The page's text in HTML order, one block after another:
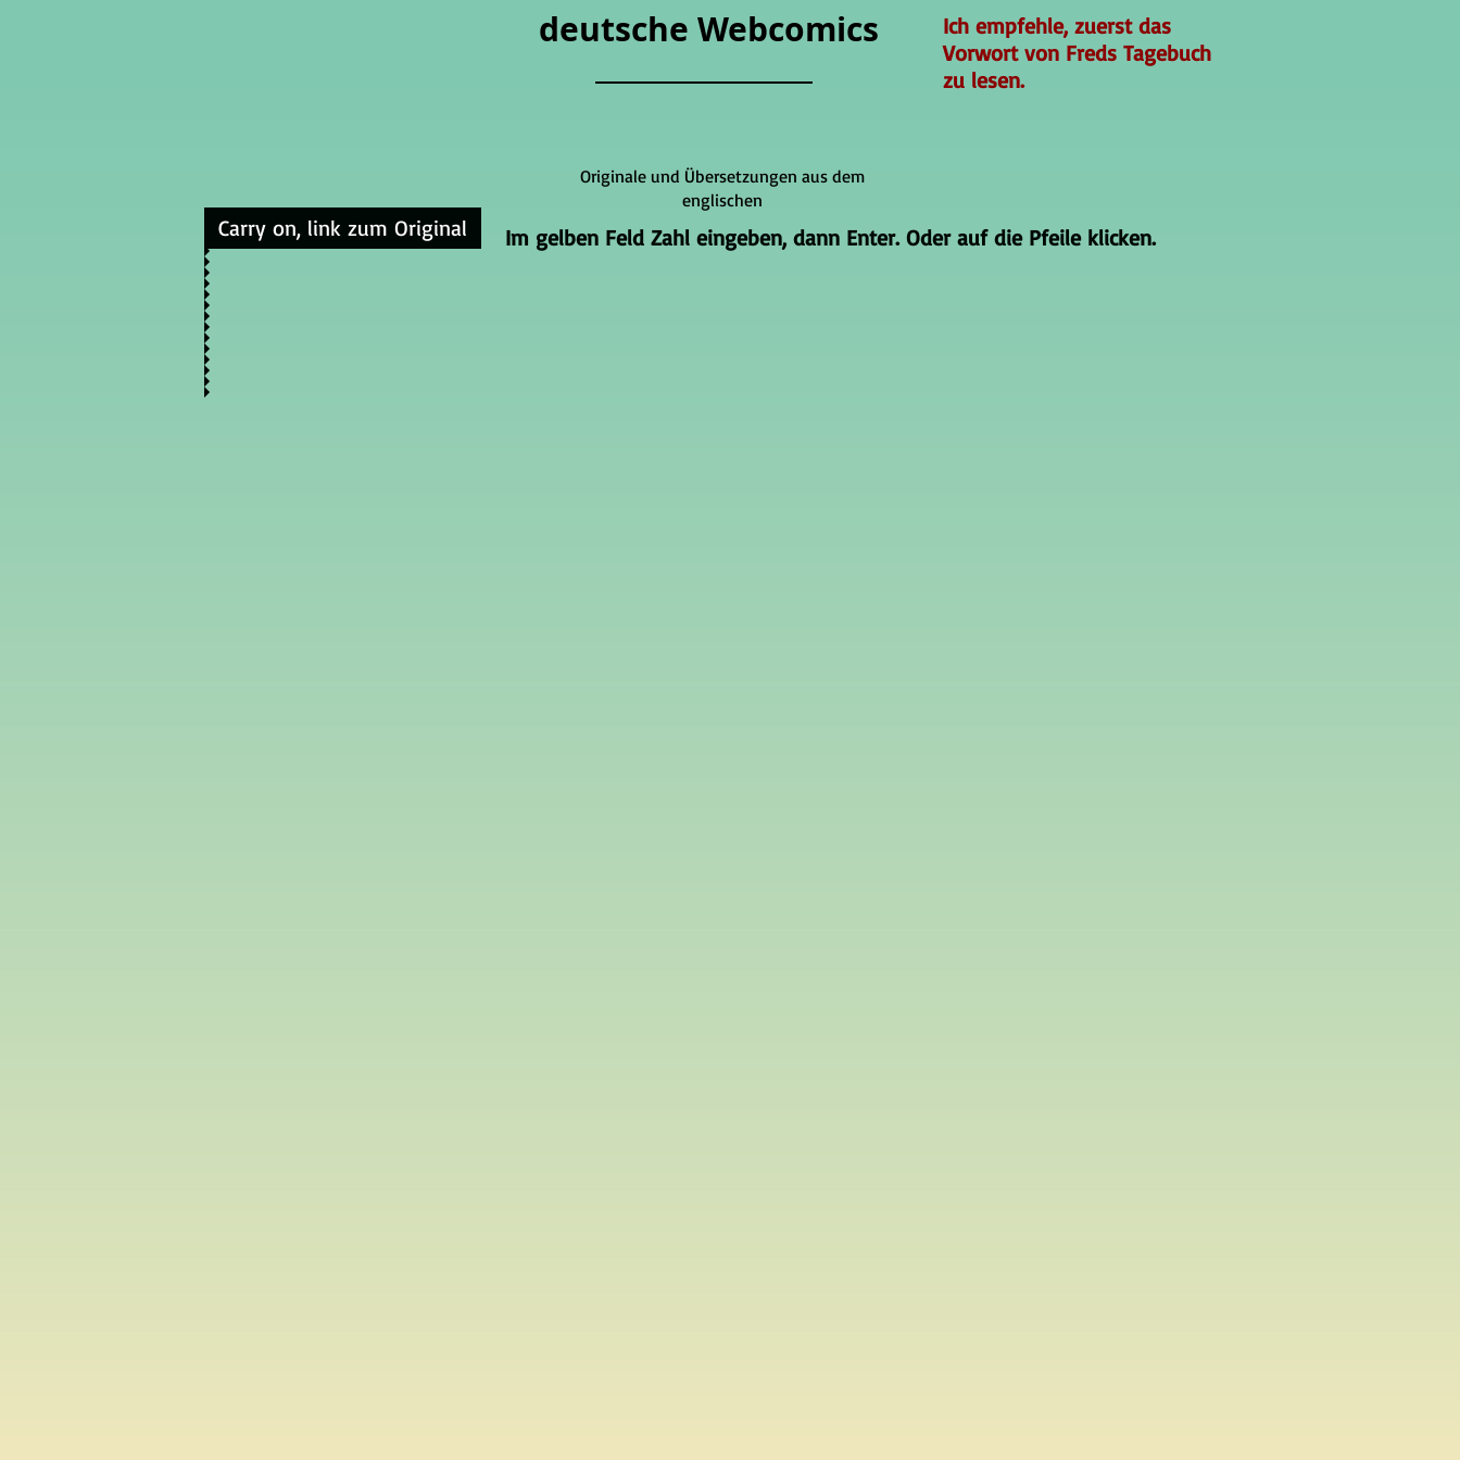
deutsche Webcomics
Ich empfehle, zuerst das
Vorwort von Freds Tagebuch
zu lesen.
Carry on, link zum Original
Originale und Übersetzungen aus dem
englischen
Im gelben Feld Zahl eingeben, dann Enter. Oder auf die Pfeile klicken.